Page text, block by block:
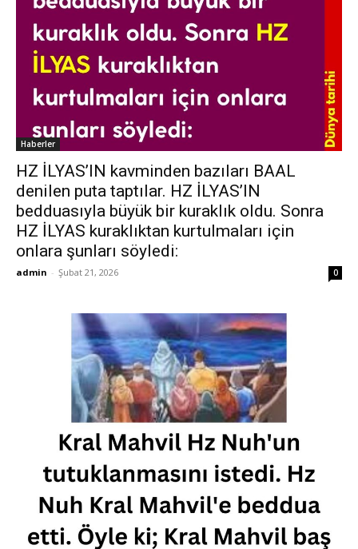
Haberler
HZ İLYAS’IN kavminden bazıları BAAL
denilen puta taptılar. HZ İLYAS’IN
bedduasıyla büyük bir kuraklık oldu. Sonra
HZ İLYAS kuraklıktan kurtulmaları için
onlara şunları söyledi:
admin - Şubat 21, 2026 0